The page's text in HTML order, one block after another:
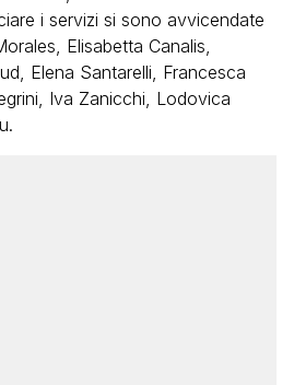
i servizi si sono avvicendate
Elisabetta Canalis,
Elena Santarelli, Francesca
Iva Zanicchi, Lodovica